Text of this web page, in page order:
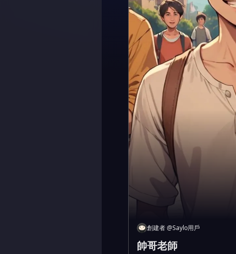
創建者@Saylo用戶
帥哥老師